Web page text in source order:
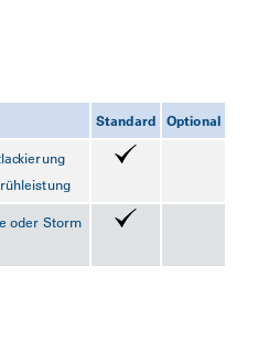
Standard Optional
oder Storm